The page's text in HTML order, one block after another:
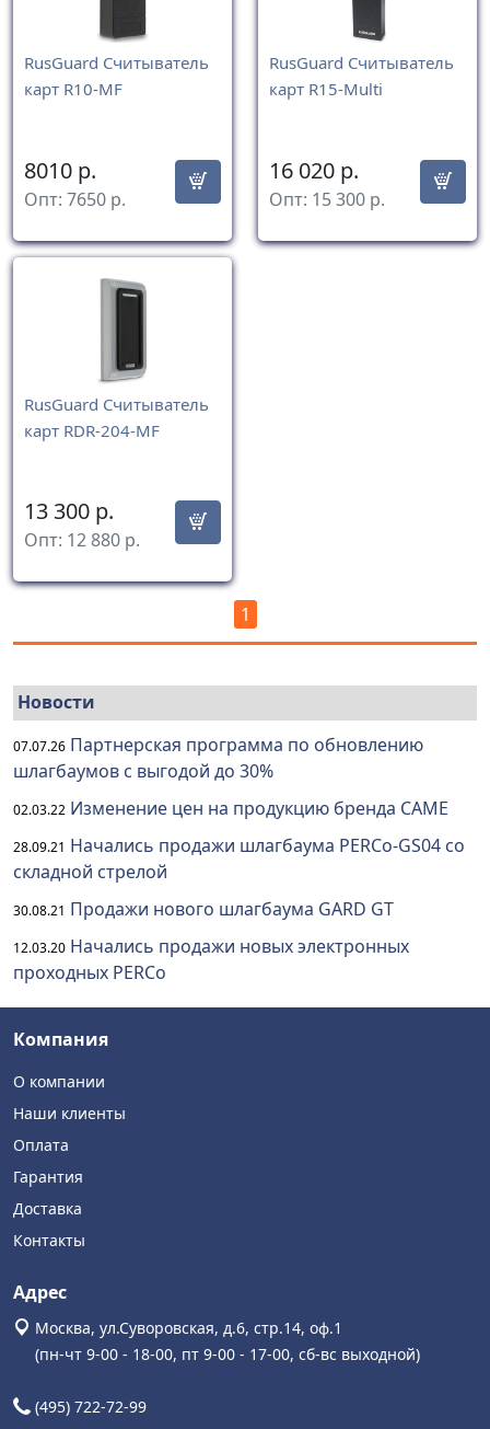
RusGuard Считыватель
карт R10-MF
8010 р.
Опт: 7650 р.
RusGuard Считыватель
карт R15-Multi
16 020 р.
Опт: 15 300 р.
RusGuard Считыватель
карт RDR-204-MF
13 300 р.
Опт: 12 880 р.
1
Новости
07.07.26 Партнерская программа по обновлению
шлагбаумов с выгодой до 30%
02.03.22 Изменение цен на продукцию бренда CAME
28.09.21 Начались продажи шлагбаума PERCo-GS04 со
складной стрелой
30.08.21 Продажи нового шлагбаума GARD GT
12.03.20 Начались продажи новых электронных
проходных PERCo
Компания
О компании
Наши клиенты
Оплата
Гарантия
Доставка
Контакты
Адрес
Москва, ул.Суворовская, д.6, стр.14, оф.1
(пн-чт 9-00 - 18-00, пт 9-00 - 17-00, сб-вс выходной)
(495) 722-72-99